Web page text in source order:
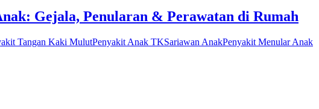
Gejala, Penularan & Perawatan di Rumah
Tangan Kaki MulutPenyakit Anak TKSariawan AnakPenyakit Menular Anak